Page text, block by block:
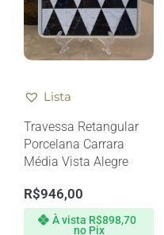
Lista
Travessa Retangular
Porcelana Carrara
Média Vista Alegre
R$946,00
À vista R$898,70
no Pix